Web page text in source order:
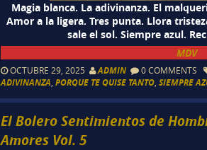
Magia blanca. La adivinanza. El
Amor a la ligera. Tres punta. Llora
sale el sol. Siempre azul.
MDV
OCTUBRE 29, 2025 ADMIN 0 COMMENTS
ADIVINANZA ,PORQUE TE QUISE TANTO ,SIEMPRE
El Bolero Sentimientos de
Amores Vol. 5